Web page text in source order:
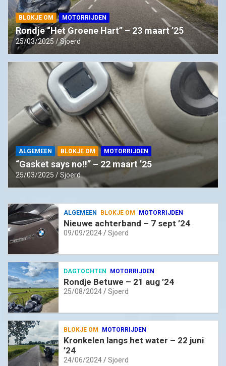
BLOKJE OM MOTORRIJDEN
Rondje “Het Groene Hart” – 23 maart ’25
25/03/2025 Sjoerd
ALGEMEEN BLOKJE OM MOTORRIJDEN
“Gasket says no!!” – 22 maart ’25
25/03/2025 Sjoerd
ALGEMEEN BLOKJE OM MOTORRIJDEN
Nieuwe achterband – 7 sept ’24
09/09/2024 Sjoerd
DAGTOCHTEN MOTORRIJDEN
Rondje Betuwe – 21 aug ’24
25/08/2024 Sjoerd
BLOKJE OM MOTORRIJDEN
Kronkelen langs het water – 22 juni
’24
24/06/2024 Sjoerd